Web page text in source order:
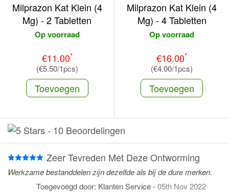
Milprazon Kat Klein (4
Mg) - 2 Tabletten
Op voorraad
€11.00*
(€5.50/1pcs)
Toevoegen
Milprazon Kat Klein (4
Mg) - 4 Tabletten
Op voorraad
€16.00*
(€4.00/1pcs)
Toevoegen
- 10 Beoordelingen
Zeer Tevreden Met Deze Ontworming
Werkzame bestanddelen zijn dezelfde als bij de dure merken.
Toegevoegd door: Klanten Service-05th Nov 2022